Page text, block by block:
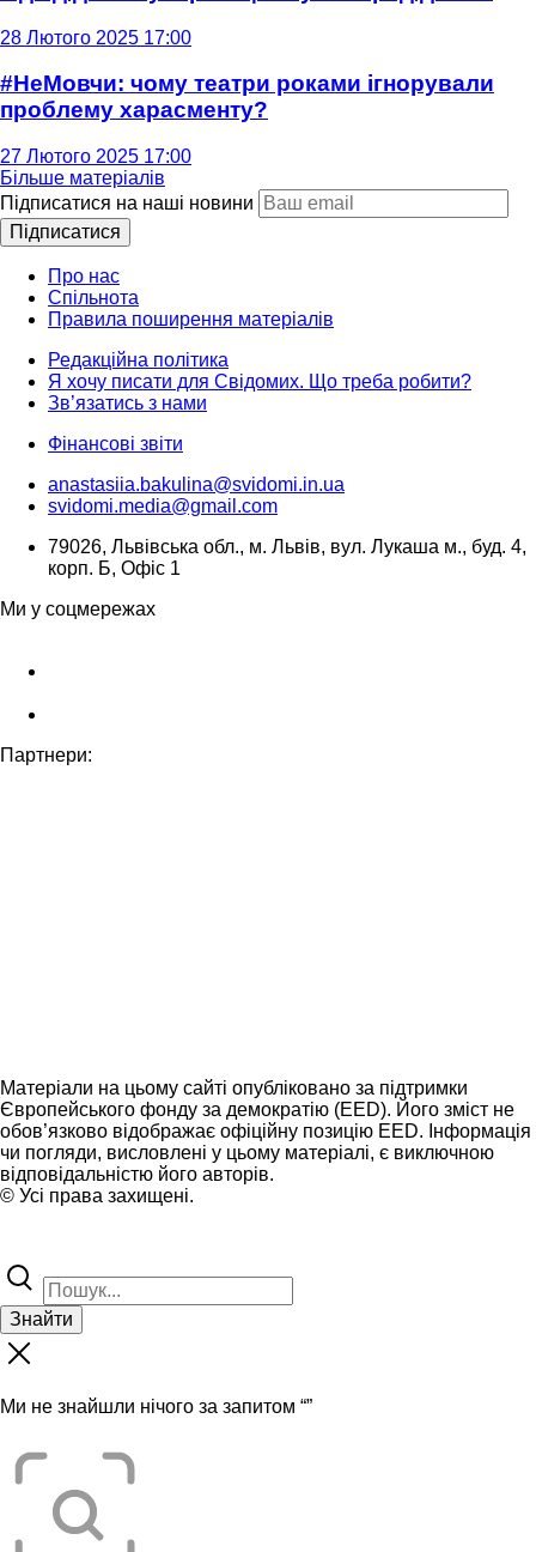
28 Лютого 2025 17:00
#НеМовчи: чому театри роками ігнорували
проблему харасменту?
27 Лютого 2025 17:00
Більше матеріалів
Підписатися на наші новини
Підписатися
Про нас
Спільнота
Правила поширення матеріалів
Редакційна політика
Я хочу писати для Свідомих. Що треба робити?
Зв’язатись з нами
Фінансові звіти
anastasiia.bakulina@svidomi.in.ua
svidomi.media@gmail.com
79026, Львівська обл., м. Львів, вул. Лукаша м., буд. 4,
корп. Б, Офіс 1
Ми у соцмережах
Партнери:
Матеріали на цьому сайті опубліковано за підтримки
Європейського фонду за демократію (EED). Його зміст не
обов’язково відображає офіційну позицію EED. Інформація
чи погляди, висловлені у цьому матеріалі, є виключною
відповідальністю його авторів.
© Усі права захищені.
Знайти
Ми не знайшли нічого за запитом “”